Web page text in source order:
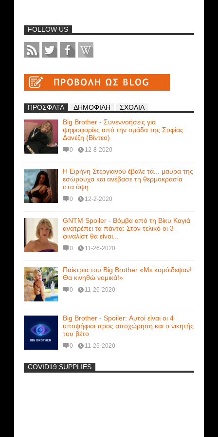
FOLLOW US
ΠΡΟΣΦΑΤΑ ΔΗΜΟΦΙΛΗ
ΣΧΟΛΙΑ
Big Brother - Συνεννοήσεις για
ψηφοφορίες από την ομάδα της Σοφίας
Δανέζη (Βίντεο)
0 12-8-2020
Η Ειρήνη Στεργιανού έβαλε τα... μαύρα της
εσώρουχα και ανέβασε τη θερμοκρασία
στα ύψη
0 12-2-2020
GNTM Spoiler - Βόμβα από τη Βίκυ Καγιά
ανατρέπει τα πάντα: Στον τελικό οι 3
φιναλίστ θα είναι...
0 11-26-2020
Παίκτρια του Big Brother «Με κορόιδεψαν!
Θα κινηθώ νομικά!»
0 11-26-2020
Big Brother - Spoiler: Αυτοί είναι οι 4
υποψήφιοι προς αποχώρηση και ο νικητής
του βέτο
0 11-26-2020
-
COVID19 SUPPLIES